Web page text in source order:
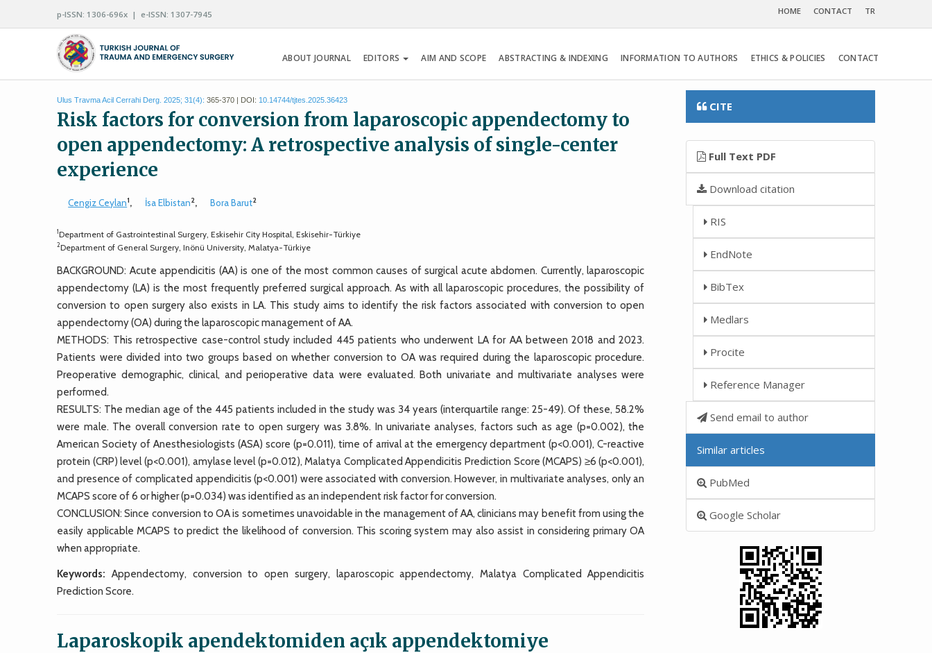
p-ISSN: 1306-696x | e-ISSN: 1307-7945 HOME CONTACT TR
ABOUT JOURNAL EDITORS AIM AND SCOPE ABSTRACTING & INDEXING INFORMATION TO AUTHORS ETHICS & POLICIES CONTACT
Ulus Travma Acil Cerrahi Derg. 2025; 31(4): 365-370 | DOI: 10.14744/tjtes.2025.36423
Risk factors for conversion from laparoscopic appendectomy to
open appendectomy: A retrospective analysis of single-center
experience
Cengiz Ceylan1, İsa Elbistan2, Bora Barut2
1Department of Gastrointestinal Surgery, Eskisehir City Hospital, Eskisehir-Türkiye
2Department of General Surgery, Inönü University, Malatya-Türkiye
BACKGROUND: Acute appendicitis (AA) is one of the most common causes of surgical acute abdomen. Currently, laparoscopic
appendectomy (LA) is the most frequently preferred surgical approach. As with all laparoscopic procedures, the possibility of
conversion to open surgery also exists in LA. This study aims to identify the risk factors associated with conversion to open
appendectomy (OA) during the laparoscopic management of AA.
METHODS: This retrospective case-control study included 445 patients who underwent LA for AA between 2018 and 2023.
Patients were divided into two groups based on whether conversion to OA was required during the laparoscopic procedure.
Preoperative demographic, clinical, and perioperative data were evaluated. Both univariate and multivariate analyses were
performed.
RESULTS: The median age of the 445 patients included in the study was 34 years (interquartile range: 25-49). Of these, 58.2%
were male. The overall conversion rate to open surgery was 3.8%. In univariate analyses, factors such as age (p=0.002), the
American Society of Anesthesiologists (ASA) score (p=0.011), time of arrival at the emergency department (p<0.001), C-reactive
protein (CRP) level (p<0.001), amylase level (p=0.012), Malatya Complicated Appendicitis Prediction Score (MCAPS) ≥6 (p<0.001),
and presence of complicated appendicitis (p<0.001) were associated with conversion. However, in multivariate analyses, only an
MCAPS score of 6 or higher (p=0.034) was identified as an independent risk factor for conversion.
CONCLUSION: Since conversion to OA is sometimes unavoidable in the management of AA, clinicians may benefit from using the
easily applicable MCAPS to predict the likelihood of conversion. This scoring system may also assist in considering primary OA
when appropriate.
Keywords: Appendectomy, conversion to open surgery, laparoscopic appendectomy, Malatya Complicated Appendicitis
Prediction Score.
Laparoskopik apendektomiden açık appendektomiye
CITE
Full Text PDF
Download citation
RIS
EndNote
BibTex
Medlars
Procite
Reference Manager
Send email to author
Similar articles
PubMed
Google Scholar